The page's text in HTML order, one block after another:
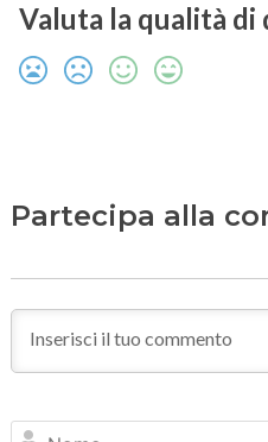
Valuta la qualità
Partecipa alla